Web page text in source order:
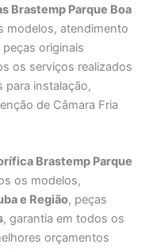
Brastemp Parque Boa
modelos, atendimento
peças originais
os serviços realizados
para instalação,
de Câmara Fria
Brastemp Parque
os modelos,
e Região, peças
, garantia em todos os
orçamentos